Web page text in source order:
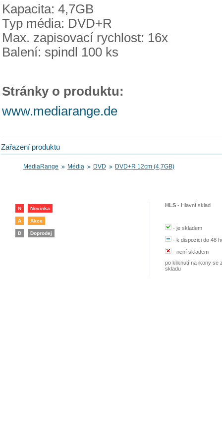
Kapacita: 4,7GB
Typ média: DVD+R
Max. zapisovací rychlost: 16x
Balení: spindl 100 ks
Stránky o produktu:
www.mediarange.de
Zařazení produktu
MediaRange Média DVD DVD+R 12cm (4,7GB)
N Novinka
A Akce
D Doprodej
HLS - Hlavní sklad
-je skladem
-k dispozici do 48
-není skladem
po kliknutí na ikony se
skladu